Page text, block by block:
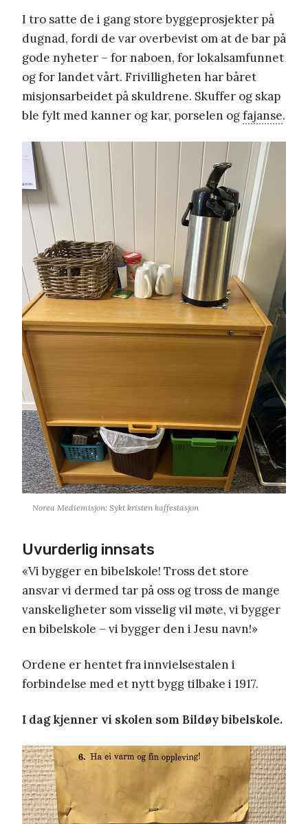
I tro satte de i gang store byggeprosjekter på
dugnad, fordi de var overbevist om at de bar på
gode nyheter – for naboen, for lokalsamfunnet
og for landet vårt. Frivilligheten har båret
misjonsarbeidet på skuldrene. Skuffer og skap
ble fylt med kanner og kar, porselen ogfajanse.
Norea Mediemisjon: Sykt kristen kaffestasjon
Uvurderlig innsats
«Vi bygger en bibelskole! Tross det store
ansvar vi dermed tar på oss og tross de mange
vanskeligheter som visselig vil møte, vi bygger
en bibelskole – vi bygger den i Jesu navn!»
Ordene er hentet fra innvielsestalen i
forbindelse med et nytt bygg tilbake i 1917.
I dag kjenner vi skolen som Bildøy bibelskole.